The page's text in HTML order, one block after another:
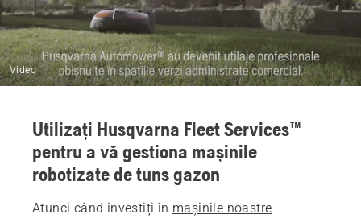
Video
Utilizați Husqvarna Fleet Services™
pentru a vă gestiona mașinile
robotizate de tuns gazon
Atunci când investiți în mașinile noastre